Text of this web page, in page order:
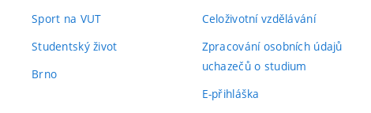
Sport na VUT
Studentský život
Brno
Celoživotní vzdělávání
Zpracování osobních údajů
uchazečů o studium
E-přihláška